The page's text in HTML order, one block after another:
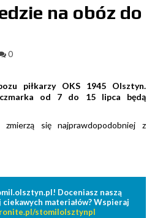
na obóz do
0
piłkarzy OKS 1945 Olsztyn.
od 7 do 15 lipca będą
zmierzą się najprawdopodobniej z
Doceniasz naszą
ciekawych materiałów? Wspieraj
stomilolsztynpl